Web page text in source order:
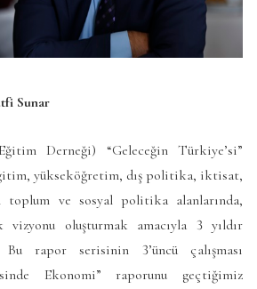
Sunar
Derneği) “Geleceğin Türkiye’si”
yükseköğretim, dış politika, iktisat,
ve sosyal politika alanlarında,
oluşturmak amacıyla 3 yıldır
Bu rapor serisinin 3’üncü çalışması
Ekonomi” raporunu geçtiğimiz